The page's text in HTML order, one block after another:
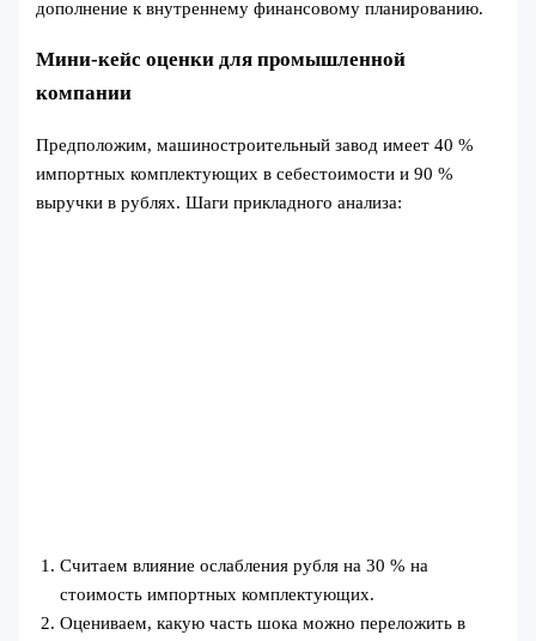
дополнение к внутреннему финансовому планированию.
Мини-кейс оценки для промышленной
компании
Предположим, машиностроительный завод имеет 40 %
импортных комплектующих в себестоимости и 90 %
выручки в рублях. Шаги прикладного анализа:
Считаем влияние ослабления рубля на 30 % на
стоимость импортных комплектующих.
Оцениваем, какую часть шока можно переложить в